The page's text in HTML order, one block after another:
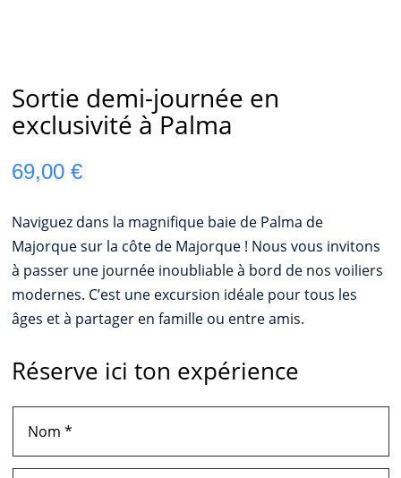
Sortie demi-journée en
exclusivité à Palma
69,00€
Naviguez dans la magnifique baie de Palma de
Majorque sur la côte de Majorque ! Nous vous invitons
à passer une journée inoubliable à bord de nos voiliers
modernes. C’est une excursion idéale pour tous les
âges et à partager en famille ou entre amis.
Réserve ici ton expérience